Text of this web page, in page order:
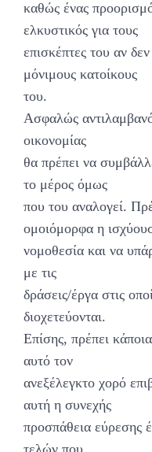
καθώς ένας
ελκυστικός για τους
επισκέπτες του αν δεν
μόνιμους κατοίκους
του.
Ασφαλώς
οικονομίας
θα πρέπει να
το μέρος όμως
που του αναλογεί.
ομοιόμορφα η
νομοθεσία και να
με τις
δράσεις/έργα στις
διοχετεύονται.
Επίσης, πρέπει
αυτό τον
ανεξέλεγκτο χορό
αυτή η συνεχής
προσπάθεια εύρεσης
τελών που